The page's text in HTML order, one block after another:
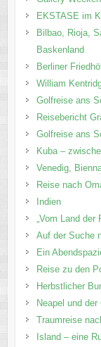
EKSTASE im
Bilbao, Rioja,
Baskenland
Berliner
William
Golfreise ans
Reisebericht
Golfreise ans
Kuba –
Venedig,
Reise nach
Indien
„Vom Land
Auf der Suche
Ein
Reise zu den
Herbstlicher
Neapel und
Traumreise
Island – eine